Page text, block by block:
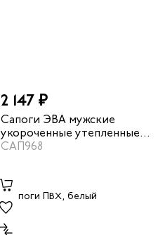
2 147 ₽
Сапоги ЭВА мужские
укороченные утепленные
цвет черный
САП968